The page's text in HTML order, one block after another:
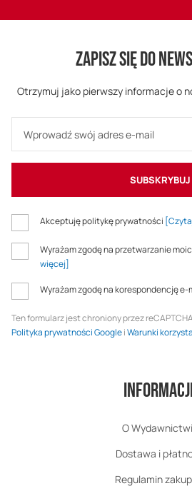
ZAPISZ SIĘ DO
Otrzymuj jako pierwszy informacje o
SUBSKRYBUJ
Akceptuję politykę prywatności
Wyrażam zgodę na przetwarzanie
więcej]
Wyrażam zgodę na korespondencję e-
Ten formularz jest chroniony przez
Polityka prywatności GoogleiWarunki
O
Dostawa i
Regulamin